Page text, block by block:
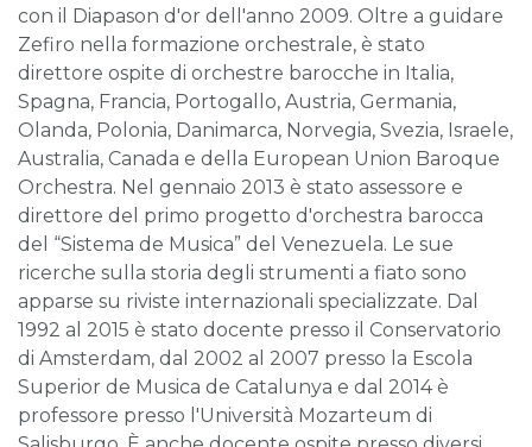
con il Diapason d'or dell'anno 2009. Oltre a guidare
Zefiro nella formazione orchestrale, è stato
direttore ospite di orchestre barocche in Italia,
Spagna, Francia, Portogallo, Austria, Germania,
Olanda, Polonia, Danimarca, Norvegia, Svezia, Israele,
Australia, Canada e della European Union Baroque
Orchestra. Nel gennaio 2013 è stato assessore e
direttore del primo progetto d'orchestra barocca
del “Sistema de Musica” del Venezuela. Le sue
ricerche sulla storia degli strumenti a fiato sono
apparse su riviste internazionali specializzate. Dal
1992 al 2015 è stato docente presso il Conservatorio
di Amsterdam, dal 2002 al 2007 presso la Escola
Superior de Musica de Catalunya e dal 2014 è
professore presso l'Università Mozarteum di